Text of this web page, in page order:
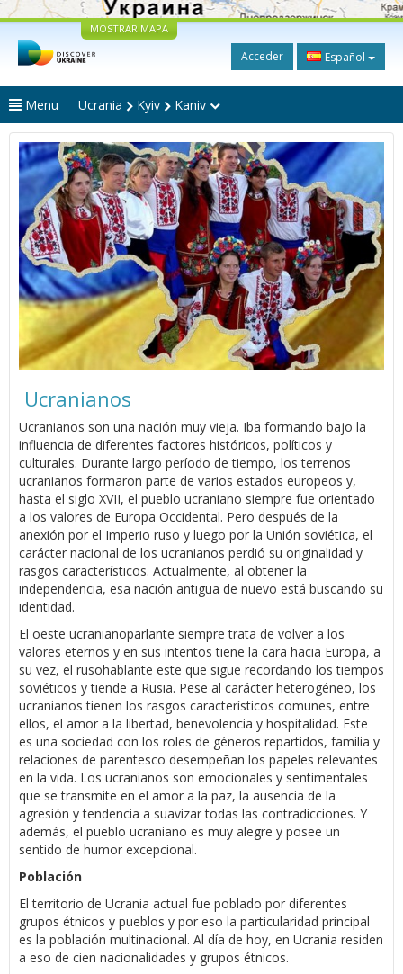
MOSTRAR MAPA
Acceder Español
Menu Ucrania Kyiv Kaniv
Ucranianos
Ucranianos son una nación muy vieja. Iba formando bajo la
influencia de diferentes factores históricos, políticos y
culturales. Durante largo período de tiempo, los terrenos
ucranianos formaron parte de varios estados europeos y,
hasta el siglo XVII, el pueblo ucraniano siempre fue orientado
a los valores de Europa Occidental. Pero después de la
anexión por el Imperio ruso y luego por la Unión soviética, el
carácter nacional de los ucranianos perdió su originalidad y
rasgos característicos. Actualmente, al obtener la
independencia, esa nación antigua de nuevo está buscando su
identidad.
El oeste ucranianoparlante siempre trata de volver a los
valores eternos y en sus intentos tiene la cara hacia Europa, a
su vez, el rusohablante este que sigue recordando los tiempos
soviéticos y tiende a Rusia. Pese al carácter heterogéneo, los
ucranianos tienen los rasgos característicos comunes, entre
ellos, el amor a la libertad, benevolencia y hospitalidad. Este
es una sociedad con los roles de géneros repartidos, familia y
relaciones de parentesco desempeñan los papeles relevantes
en la vida. Los ucranianos son emocionales y sentimentales
que se transmite en el amor a la paz, la ausencia de la
agresión y tendencia a suavizar todas las contradicciones. Y
además, el pueblo ucraniano es muy alegre y posee un
sentido de humor excepcional.
Población
El territorio de Ucrania actual fue poblado por diferentes
grupos étnicos y pueblos y por eso la particularidad principal
es la población multinacional. Al día de hoy, en Ucrania residen
a eso de cien nacionalidades y grupos étnicos.